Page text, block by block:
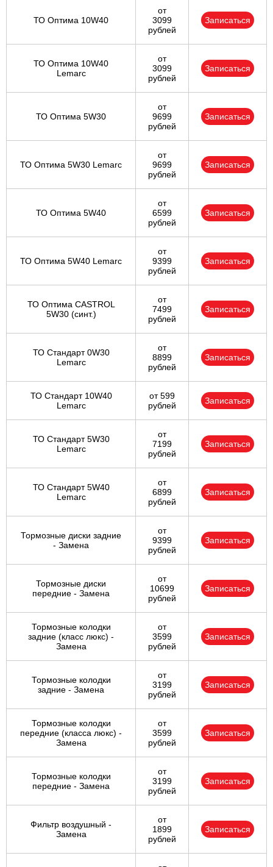
ТО Оптима 10W40
от
3099
рублей
Записаться
ТО Оптима 10W40
Lemarc
от
3099
рублей
Записаться
ТО Оптима 5W30
от
9699
рублей
Записаться
ТО Оптима 5W30 Lemarc
от
9699
рублей
Записаться
ТО Оптима 5W40
от
6599
рублей
Записаться
ТО Оптима 5W40 Lemarc
от
9399
рублей
Записаться
ТО Оптима CASTROL
5W30 (синт.)
от
7499
рублей
Записаться
ТО Стандарт 0W30
Lemarc
от
8899
рублей
Записаться
ТО Стандарт 10W40
Lemarc
от 599
рублей
Записаться
ТО Стандарт 5W30
Lemarc
от
7199
рублей
Записаться
ТО Стандарт 5W40
Lemarc
от
6899
рублей
Записаться
Тормозные диски задние
- Замена
от
9399
рублей
Записаться
Тормозные диски
передние - Замена
от
10699
рублей
Записаться
Тормозные колодки
задние (класс люкс) -
Замена
от
3599
рублей
Записаться
Тормозные колодки
задние - Замена
от
3199
рублей
Записаться
Тормозные колодки
передние (класса люкс) -
Замена
от
3599
рублей
Записаться
Тормозные колодки
передние - Замена
от
3199
рублей
Записаться
Фильтр воздушный -
Замена
от
1899
рублей
Записаться